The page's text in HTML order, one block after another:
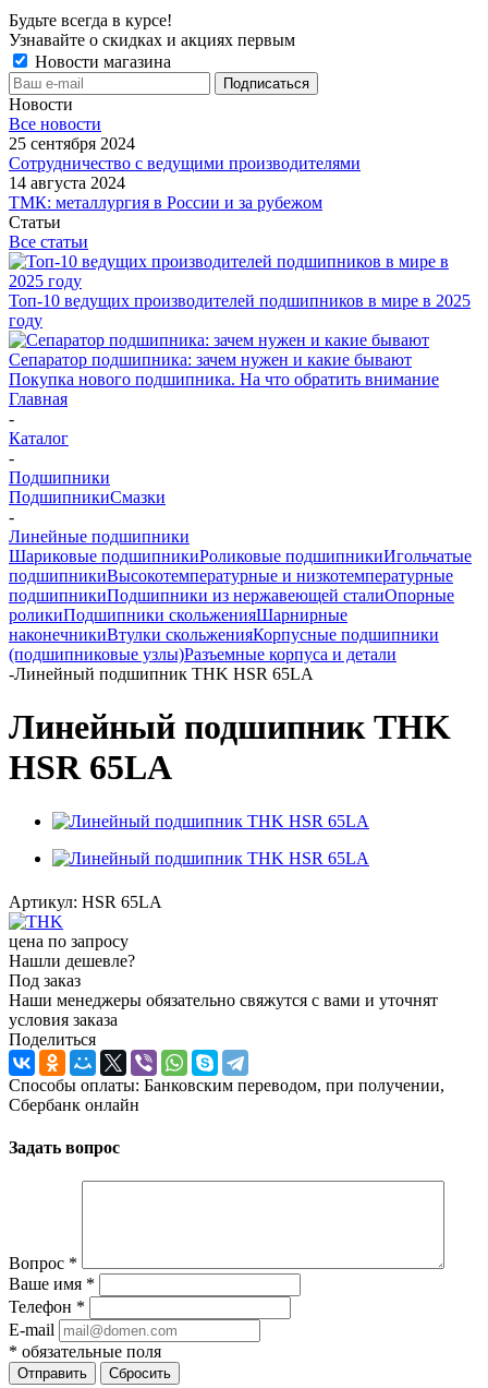
Будьте всегда в курсе!
Узнавайте о скидках и акциях первым
Новости магазина
Новости
Все новости
25 сентября 2024
Сотрудничество с ведущими производителями
14 августа 2024
ТМК: металлургия в России и за рубежом
Статьи
Все статьи
Топ-10 ведущих производителей подшипников в мире в 2025
году
Сепаратор подшипника: зачем нужен и какие бывают
Покупка нового подшипника. На что обратить внимание
Главная
-
Каталог
-
Подшипники
ПодшипникиСмазки
-
Линейные подшипники
Шариковые подшипникиРоликовые подшипникиИгольчатые
подшипникиВысокотемпературные и низкотемпературные
подшипникиПодшипники из нержавеющей сталиОпорные
роликиПодшипники скольженияШарнирные
наконечникиВтулки скольженияКорпусные подшипники
(подшипниковые узлы)Разъемные корпуса и детали
-Линейный подшипник THK HSR 65LA
Линейный подшипник THK
HSR 65LA
Артикул: HSR 65LA
цена по запросу
Нашли дешевле?
Под заказ
Наши менеджеры обязательно свяжутся с вами и уточнят
условия заказа
Поделиться
Способы оплаты: Банковским переводом, при получении,
Сбербанк онлайн
Задать вопрос
Вопрос *
Ваше имя *
Телефон *
E-mail
* обязательные поля
Отправить Сбросить